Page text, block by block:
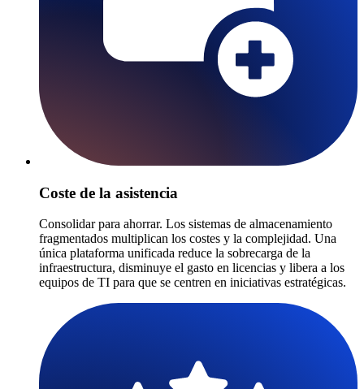
Coste de la asistencia
Consolidar para ahorrar. Los sistemas de almacenamiento
fragmentados multiplican los costes y la complejidad. Una
única plataforma unificada reduce la sobrecarga de la
infraestructura, disminuye el gasto en licencias y libera a los
equipos de TI para que se centren en iniciativas estratégicas.